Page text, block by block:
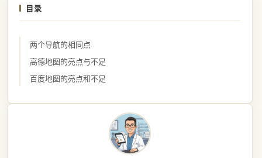
目录
两个导航的相同点
高德地图的亮点与不足
百度地图的亮点和不足